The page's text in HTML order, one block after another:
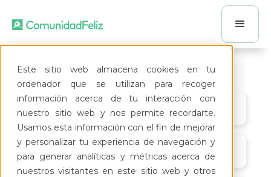
Este sitio web almacena cookies en tu
ordenador que se utilizan para recoger
información acerca de tu interacción con
nuestro sitio web y nos permite recordarte.
Usamos esta información con el fin de mejorar
y personalizar tu experiencia de navegación y
para generar analíticas y métricas acerca de
nuestros visitantes en este sitio web y otros
Cambios en la Asamblea
Online